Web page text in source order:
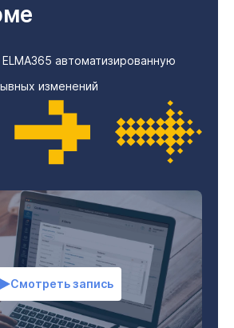
автоматизированную
изменений
Смотреть запись